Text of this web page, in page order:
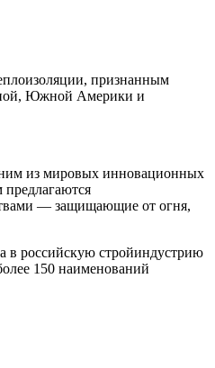
признанным
Южной Америки и
из мировых инновационных
— защищающие от огня,
в российскую стройиндустрию
150 наименований